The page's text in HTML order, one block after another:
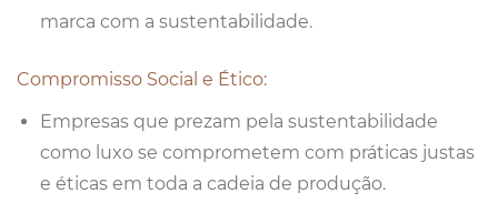
marca com a sustentabilidade.
Compromisso Social e Ético:
Empresas que prezam pela sustentabilidade
como luxo se comprometem com práticas justas
e éticas em toda a cadeia de produção.